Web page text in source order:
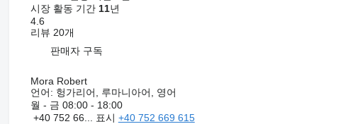
시장 활동 기간 11년
4.6
리뷰 20개
판매자 구독
Mora Robert
언어: 헝가리어, 루마니아어, 영어
월 - 금 08:00 - 18:00
+40 752 66...
표시 +40 752 669 615